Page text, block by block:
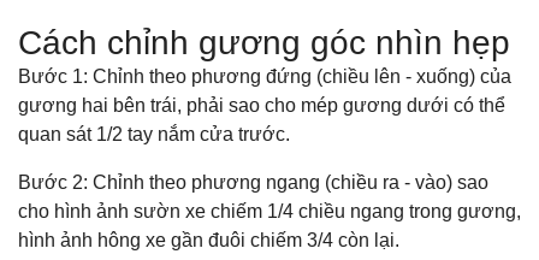
Cách chỉnh gương góc nhìn hẹp
Bước 1: Chỉnh theo phương đứng (chiều lên - xuống) của
gương hai bên trái, phải sao cho mép gương dưới có thể
quan sát 1/2 tay nắm cửa trước.
Bước 2: Chỉnh theo phương ngang (chiều ra - vào) sao
cho hình ảnh sườn xe chiếm 1/4 chiều ngang trong gương,
hình ảnh hông xe gần đuôi chiếm 3/4 còn lại.